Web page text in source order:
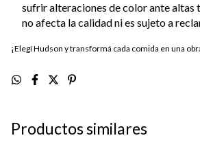
sufrir alteraciones de color ante altas
no afecta la calidad ni es sujeto a
¡Elegí Hudson y transformá cada comida en una
Productos similares